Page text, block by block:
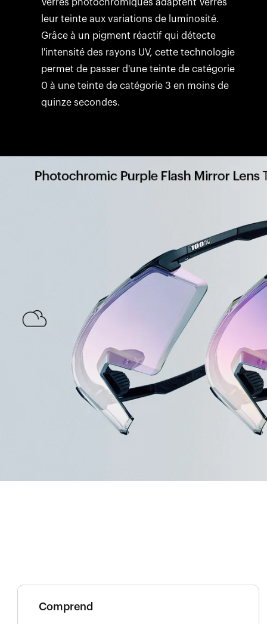
Verres photochromiques adaptent Verres
leur teinte aux variations de luminosité.
Grâce à un pigment réactif qui détecte
l'intensité des rayons UV, cette technologie
permet de passer d'une teinte de catégorie
0 à une teinte de catégorie 3 en moins de
quinze secondes.
Comprend